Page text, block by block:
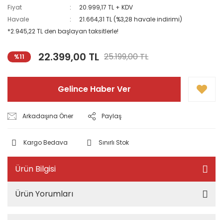
Fiyat
20.999,17 TL + KDV
Havale
21.664,31 TL (%3,28 havale indirimi)
*2.945,22 TL den başlayan taksitlerle!
%11 22.399,00 TL 25.199,00 TL
Gelince Haber Ver
Arkadaşına Öner Paylaş
Kargo Bedava Sınırlı Stok
Ürün Bilgisi
Ürün Yorumları